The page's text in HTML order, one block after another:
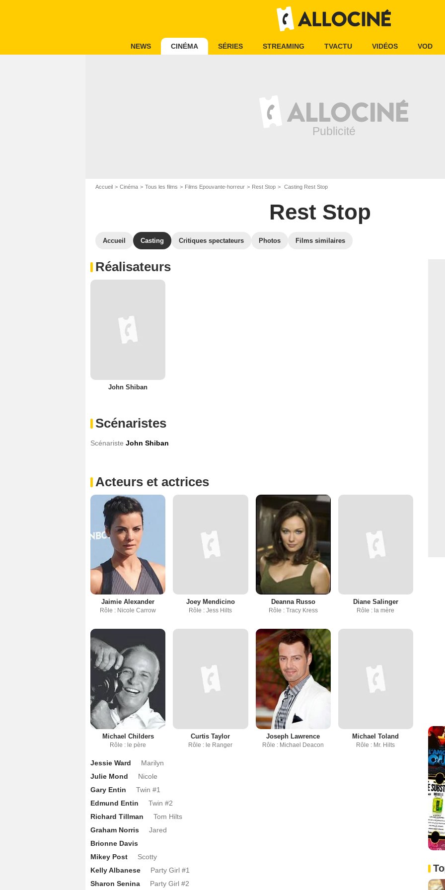
NEWS CINÉMA SÉRIES STREAMING TVACTU VIDÉOS VOD
Accueil Cinéma Tous les films Films Epouvante-horreur Rest Stop Casting Rest Stop
Rest Stop
Accueil Casting Critiques spectateurs Photos Films similaires
Réalisateurs
John Shiban
Scénaristes
Scénariste John Shiban
Acteurs et actrices
Jaimie Alexander
Rôle : Nicole Carrow
Joey Mendicino
Rôle : Jess Hilts
Deanna Russo
Rôle : Tracy Kress
Diane Salinger
Rôle : la mère
Michael Childers
Rôle : le père
Curtis Taylor
Rôle : le Ranger
Joseph Lawrence
Rôle : Michael Deacon
Michael Toland
Rôle : Mr. Hilts
Jessie Ward
Marilyn
Julie Mond
Nicole
Gary Entin
Twin #1
Edmund Entin
Twin #2
Richard Tillman
Tom Hilts
Graham Norris
Jared
Brionne Davis
Mikey Post
Scotty
Kelly Albanese
Party Girl #1
Sharon Senina
Party Girl #2